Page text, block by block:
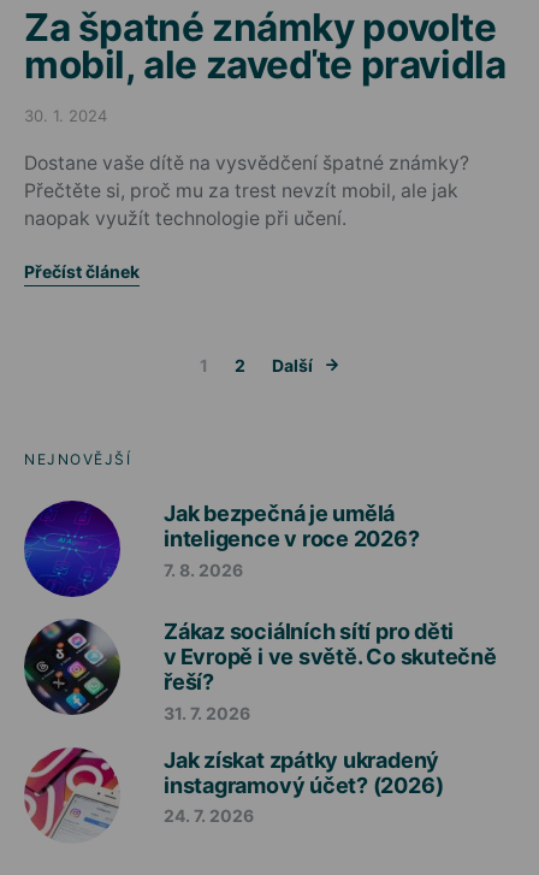
Za špatné známky povolte
mobil, ale zaveďte pravidla
Posted on
30. 1. 2024
Dostane vaše dítě na vysvědčení špatné známky?
Přečtěte si, proč mu za trest nevzít mobil, ale jak
naopak využít technologie při učení.
Přečíst článek
Stránkování
1 2 Další
NEJNOVĚJŠÍ
Jak bezpečná je umělá
inteligence v roce 2026?
7. 8. 2026
Zákaz sociálních sítí pro děti
v Evropě i ve světě. Co skutečně
řeší?
31. 7. 2026
Jak získat zpátky ukradený
instagramový účet? (2026)
24. 7. 2026